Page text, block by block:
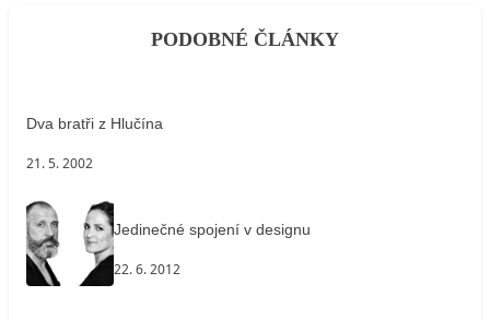
PODOBNÉ ČLÁNKY
Dva bratři z Hlučína
21. 5. 2002
Jedinečné spojení v designu
22. 6. 2012